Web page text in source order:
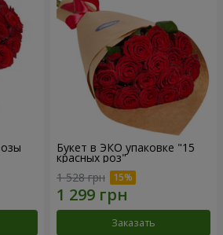
Букет в ЭКО упаковке "15
красных роз"
1 528 грн
Заказать